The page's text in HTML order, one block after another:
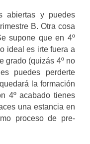
abiertas y puedes
B. Otra cosa
supone que en 4º
ideal es irte fuera a
grado (quizás 4º no
puedes perderte
la formación
4º acabado tienes
una estancia en
proceso de pre-